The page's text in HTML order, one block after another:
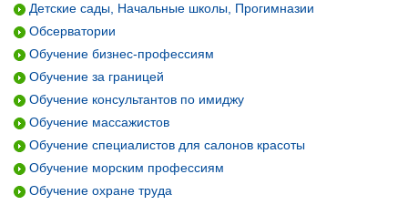
Детские сады, Начальные школы, Прогимназии
Обсерватории
Обучение бизнес-профессиям
Обучение за границей
Обучение консультантов по имиджу
Обучение массажистов
Обучение специалистов для салонов красоты
Обучение морским профессиям
Обучение охране труда